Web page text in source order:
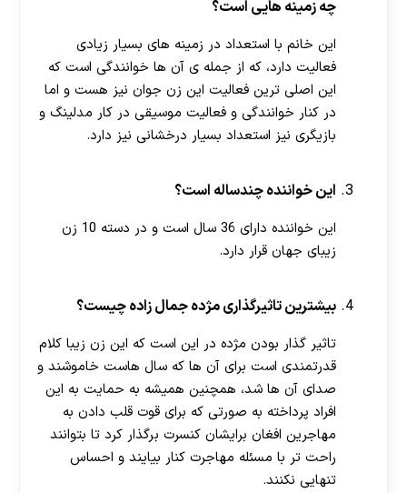
چه زمینه هایی است؟
این خانم با استعداد در زمینه های بسیار زیادی
فعالیت دارد، که از جمله ی آن ها خوانندگی است که
این اصلی ترین فعالیت این زن جوان نیز هست و اما
در کنار خوانندگی و فعالیت موسیقی در کار مدلینگ و
بازیگری نیز استعداد بسیار درخشانی نیز دارد.
این خواننده چندساله است؟
این خواننده دارای 36 سال است و در دسته 10 زن
زیبای جهان قرار دارد.
بیشترین تاثیرگذاری مژده جمال زاده چیست؟
تاثیر گذار بودن مژده در این است که این زن زیبا کلام
قدرتمندی است برای آن ها که سال هاست خاموشند و
صدای آن ها شد، همچنین همیشه به حمایت به این
افراد پرداخته به صورتی که برای قوت قلب دادن به
مهاجرین افغان برایشان کنسرت برگذار کرد تا بتوانند
راحت تر با مسئله مهاجرت کنار بیایند و احساس
تنهایی نکنند.